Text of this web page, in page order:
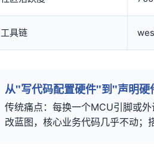
工具链
从"写代码配置硬件"到"声明硬
传统痛点：每换一个MCU引脚或
改蓝图，核心业务代码几乎不动；